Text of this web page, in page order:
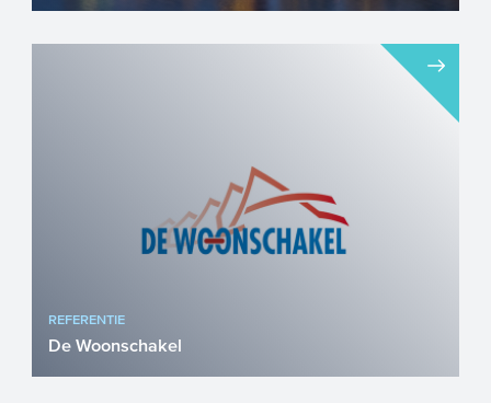
Vandaag – Prinsjesdag 2021 – heeft het
REFERENTIE
De Woonschakel